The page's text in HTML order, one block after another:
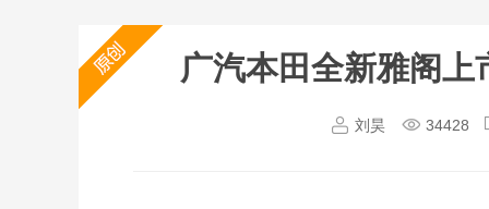
广汽本田全新雅阁
刘昊 34428